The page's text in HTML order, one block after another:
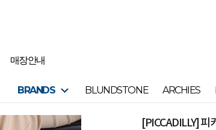
매장안내
BRANDS BLUNDSTONE ARCHIES
[PICCADILLY]